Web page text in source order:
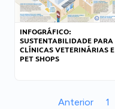
INFOGRÁFICO:
SUSTENTABILIDADE PARA
CLÍNICAS VETERINÁRIAS E
PET SHOPS
Anterior 1